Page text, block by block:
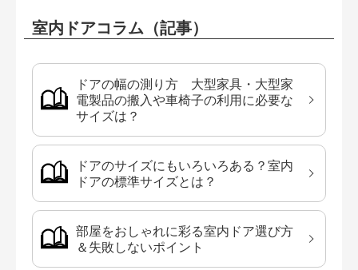
室内ドアコラム（記事）
ドアの幅の測り方 大型家具・大型家
電製品の搬入や車椅子の利用に必要な
サイズは？
ドアのサイズにもいろいろある？室内
ドアの標準サイズとは？
部屋をおしゃれに彩る室内ドア選び方
＆失敗しないポイント